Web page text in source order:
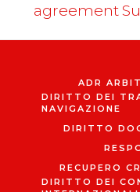
agreement
ADR
DIRITTO DEI
NAVIGAZIONE
DIRITTO
RECUPERO
DIRITTO DEI